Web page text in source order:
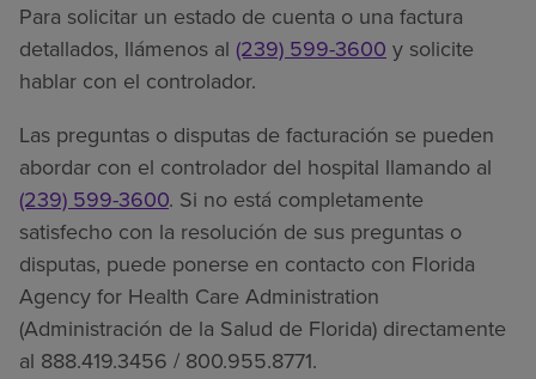
Para solicitar un estado de cuenta o una factura
detallados, llámenos al (239) 599-3600y solicite
hablar con el controlador.
Las preguntas o disputas de facturación se pueden
abordar con el controlador del hospital llamando al
(239) 599-3600. Si no está completamente
satisfecho con la resolución de sus preguntas o
disputas, puede ponerse en contacto con Florida
Agency for Health Care Administration
(Administración de la Salud de Florida) directamente
al 888.419.3456 / 800.955.8771.